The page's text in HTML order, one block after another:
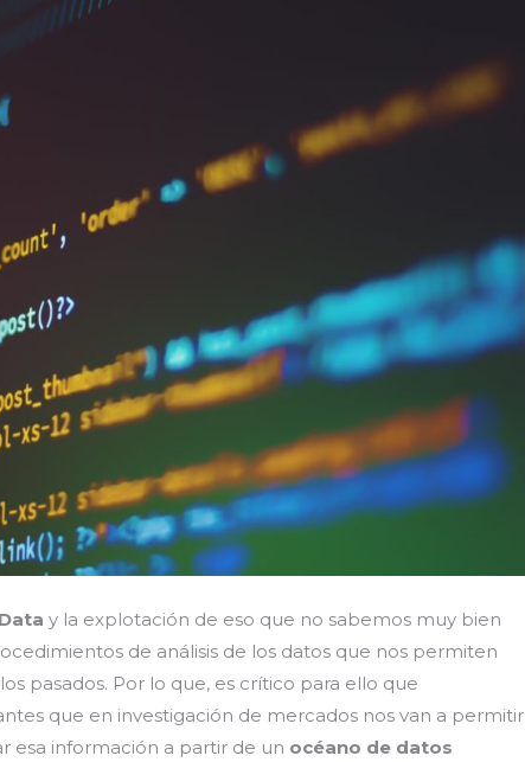
y la explotación de eso que no sabemos muy bien
de análisis de los datos que nos permiten
pasados. Por lo que, es crítico para ello que
que en investigación de mercados nos van a permitir
esa información a partir de un océano de datos